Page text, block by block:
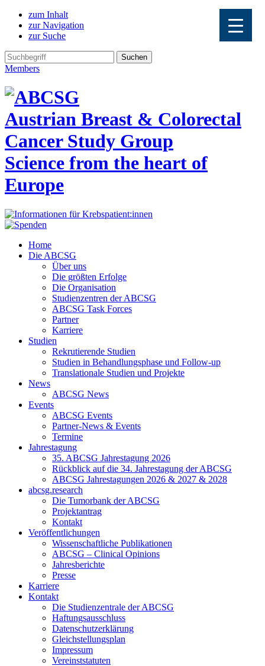
zum Inhalt
zur Navigation
zur Suche
Members
Austrian Breast & Colorectal
Cancer Study Group
Science from the heart of
Europe
Home
Die ABCSG
Über uns
Die größten Erfolge
Die Organisation
Studienzentren der ABCSG
ABCSG Task Forces
Partner
Karriere
Studien
Rekrutierende Studien
Studien in Behandlungsphase und Follow-up
Translationale Studien und Projekte
News
ABCSG News
Events
ABCSG Events
Partner-News & Events
Termine
Jahrestagung
35. ABCSG Jahrestagung 2026
Rückblick auf die 34. Jahrestagung der ABCSG
ABCSG Jahrestagungen 2026 & 2027 & 2028
abcsg.research
Die Tumorbank der ABCSG
Projektantrag
Kontakt
Veröffentlichungen
Wissenschaftliche Publikationen
ABCSG – Clinical Opinions
Jahresberichte
Presse
Karriere
Kontakt
Die Studienzentrale der ABCSG
Haftungsausschluss
Datenschutzerklärung
Gleichstellungsplan
Impressum
Vereinststatuten